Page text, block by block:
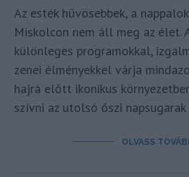
Az esték hűvösebbek, a
Miskolcon nem áll meg az élet.
különleges programokkal,
zenei élményekkel várja
hajrá előtt ikonikus
szívni az utolsó őszi
OLVASS